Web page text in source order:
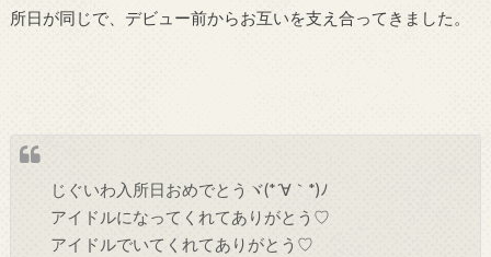
所日が同じで、デビュー前からお互いを支え合ってきました。
じぐいわ入所日おめでとうヾ(*´∀｀*)ﾉ
アイドルになってくれてありがとう♡
アイドルでいてくれてありがとう♡